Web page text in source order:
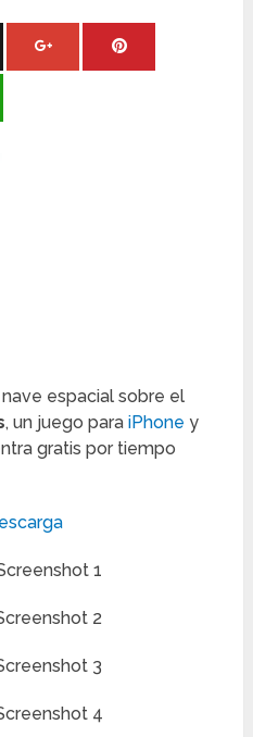
espacial sobre el
, un juego paraiPhone y
gratis por tiempo